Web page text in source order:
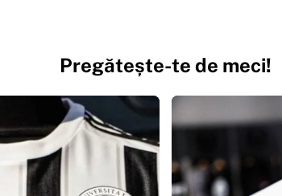
Pregătește-te de meci!